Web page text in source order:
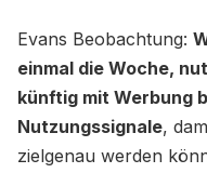
Evans Beobachtung:
einmal die Woche,
künftig mit Werbung
Nutzungssignale,
zielgenau werden